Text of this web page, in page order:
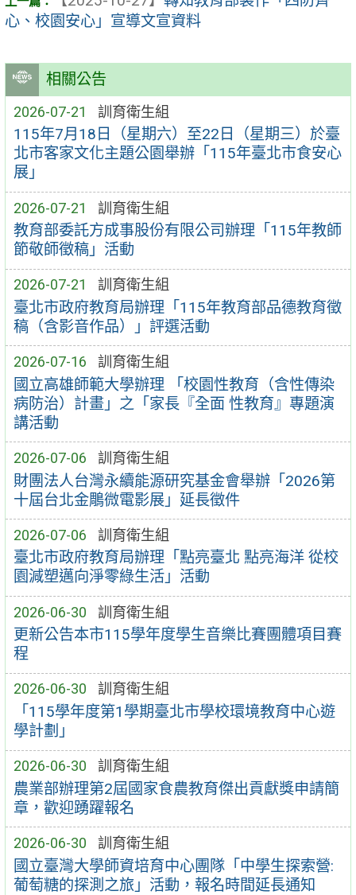
相關公告
2026-07-21 訓育衛生組
115年7月18日（星期六）至22日（星期三）於臺
北市客家文化主題公園舉辦「115年臺北市食安心
展」
2026-07-21 訓育衛生組
教育部委託方成事股份有限公司辦理「115年教師
節敬師徵稿」活動
2026-07-21 訓育衛生組
臺北市政府教育局辦理「115年教育部品德教育徵
稿（含影音作品）」評選活動
2026-07-16 訓育衛生組
國立高雄師範大學辦理 「校園性教育（含性傳染
病防治）計畫」之「家長『全面 性教育』專題演
講活動
2026-07-06 訓育衛生組
財團法人台灣永續能源研究基金會舉辦「2026第
十屆台北金鵰微電影展」延長徵件
2026-07-06 訓育衛生組
臺北市政府教育局辦理「點亮臺北 點亮海洋 從校
園減塑邁向淨零綠生活」活動
2026-06-30 訓育衛生組
更新公告本市115學年度學生音樂比賽團體項目賽
程
2026-06-30 訓育衛生組
「115學年度第1學期臺北市學校環境教育中心遊
學計劃」
2026-06-30 訓育衛生組
農業部辦理第2屆國家食農教育傑出貢獻獎申請簡
章，歡迎踴躍報名
2026-06-30 訓育衛生組
國立臺灣大學師資培育中心團隊「中學生探索營:
葡萄糖的探測之旅」活動，報名時間延長通知
心、校園安心」宣導文宣資料